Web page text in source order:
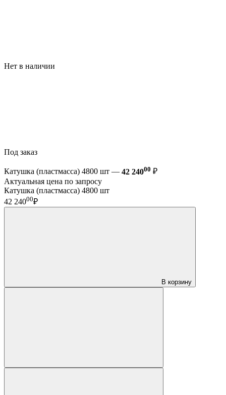
Нет в наличии
Под заказ
Катушка (пластмасса) 4800 шт — 42 24000 ₽
Актуальная цена по запросу
Катушка (пластмасса) 4800 шт
42 24000₽
В корзину